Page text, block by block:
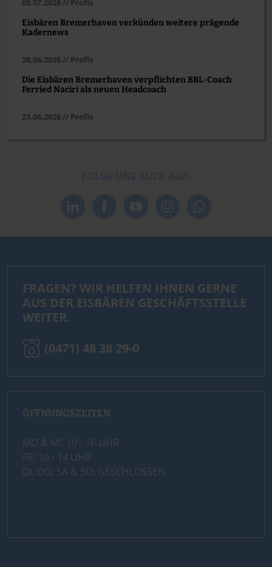
05.07.2026 // Profis
Eisbären Bremerhaven verkünden weitere prägende
Kadernews
28.06.2026 // Profis
Die Eisbären Bremerhaven verpflichten BBL-Coach
Ferried Naciri als neuen Headcoach
23.06.2026 // Profis
FRAGEN? WIR HELFEN IHNEN GERNE
AUS DER EISBÄREN GESCHÄFTSSTELLE
WEITER.
(0471) 48 38 29-0
ÖFFNUNGSZEITEN
MO & MI: 10 - 16 UHR
FR: 10 - 14 UHR
DI, DO, SA & SO: GESCHLOSSEN